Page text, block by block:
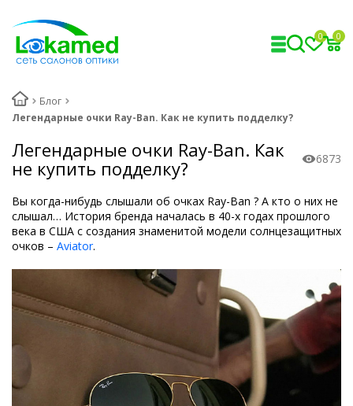
0 0
Блог
Легендарные очки Ray-Ban. Как не купить подделку?
Легендарные очки Ray-Ban. Как
не купить подделку?
6873
Вы когда-нибудь слышали об очках Ray-Ban ? А кто о них не
слышал… История бренда началась в 40-х годах прошлого
века в США с создания знаменитой модели солнцезащитных
очков – Aviator.